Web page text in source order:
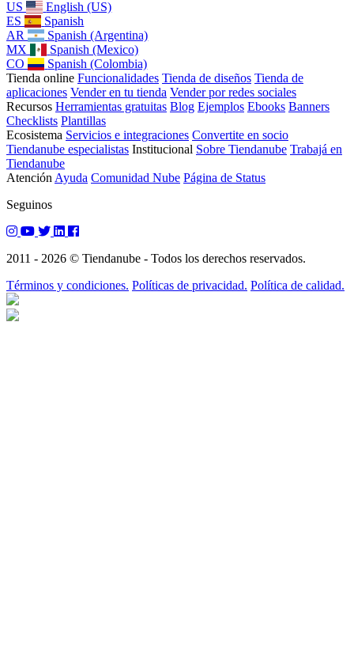
US
English (US)
ES
Spanish
AR
Spanish (Argentina)
MX
Spanish (Mexico)
CO
Spanish (Colombia)
Tienda online Funcionalidades Tienda de diseños Tienda de
aplicaciones Vender en tu tienda Vender por redes sociales
Recursos Herramientas gratuitas Blog Ejemplos Ebooks Banners
Checklists Plantillas
Ecosistema Servicios e integraciones Convertite en socio
Tiendanube especialistas Institucional Sobre Tiendanube Trabajá en
Tiendanube
Atención Ayuda Comunidad Nube Página de Status
Seguinos
2011 - 2026 © Tiendanube - Todos los derechos reservados.
Términos y condiciones. Políticas de privacidad. Política de calidad.